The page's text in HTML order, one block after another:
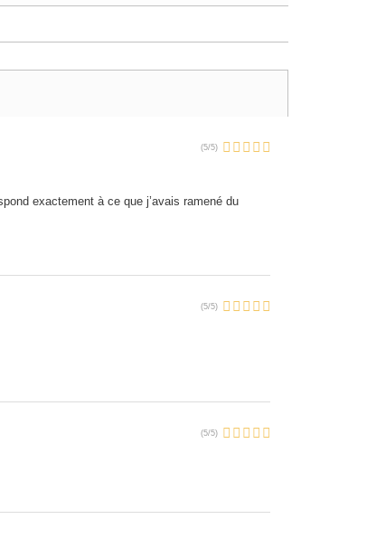
(5/5)
exactement à ce que j’avais ramené du
(5/5)
(5/5)